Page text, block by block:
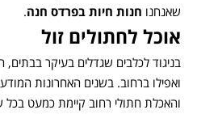
שאנחנו חנות חיות בפרדס חנה.
אוכל לחתולים זול
בניגוד לכלבים שגדלים בעיקר בבתים,
ואפילו ברחוב. בשנים האחרונות
והאכלת חתולי רחוב קיימת כמעט בכל